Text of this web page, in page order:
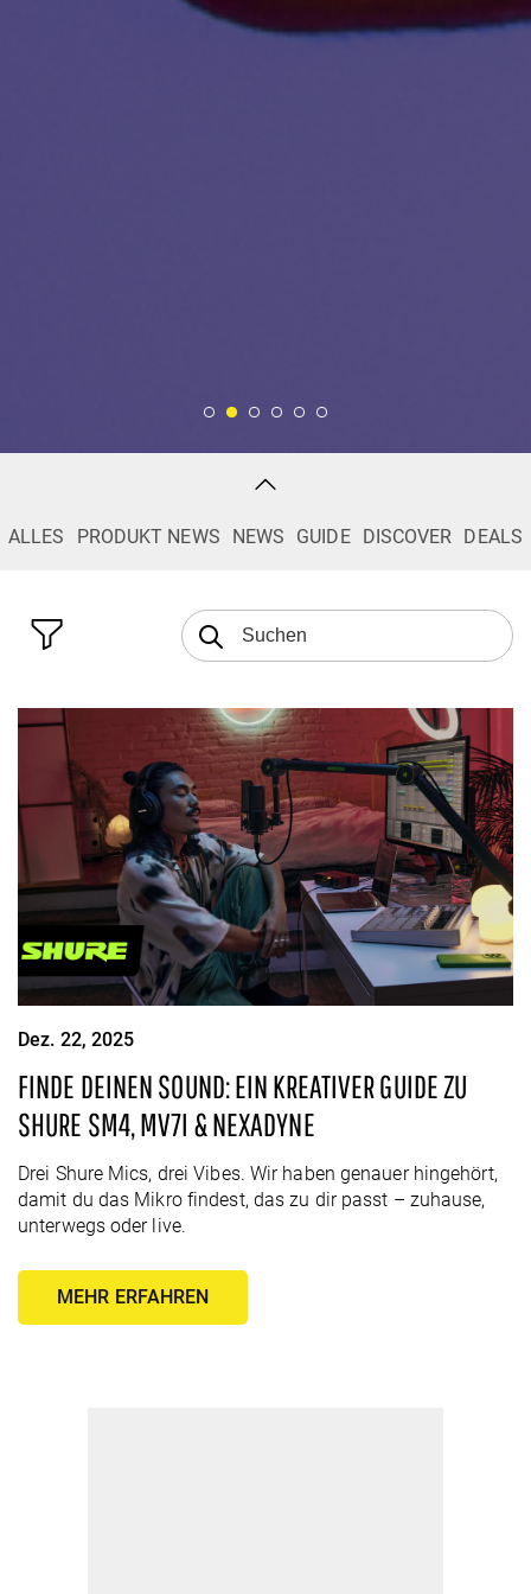
ALLES PRODUKT NEWS NEWS GUIDE DISCOVER DEALS
Dez. 22, 2025
FINDE DEINEN SOUND: EIN KREATIVER GUIDE ZU
SHURE SM4, MV7I & NEXADYNE
Drei Shure Mics, drei Vibes. Wir haben genauer hingehört,
damit du das Mikro findest, das zu dir passt – zuhause,
unterwegs oder live.
MEHR ERFAHREN